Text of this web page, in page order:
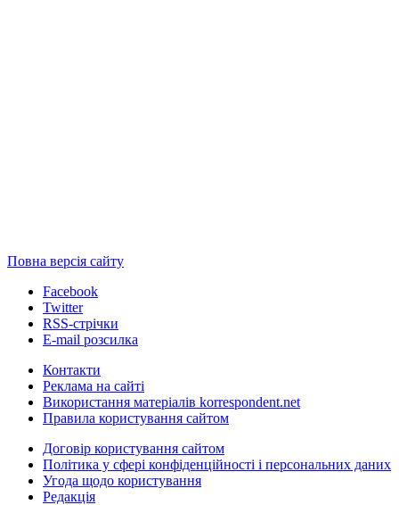
Повна версія сайту
Facebook
Twitter
RSS-стрічки
E-mail розсилка
Контакти
Реклама на сайті
Використання матеріалів korrespondent.net
Правила користування сайтом
Договір користування сайтом
Політика у сфері конфіденційності і персональних даних
Угода щодо користування
Редакція